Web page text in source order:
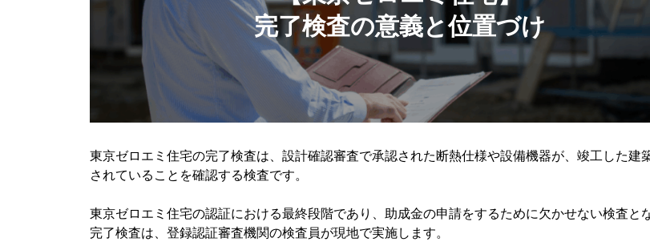
完了検査の意義と位置づけ
東京ゼロエミ住宅の完了検査は、設計確認審査で承認された断熱仕様や設備機器が、竣工した建
されていることを確認する検査です。
東京ゼロエミ住宅の認証における最終段階であり、助成金の申請をするために欠かせない検査と
完了検査は、登録認証審査機関の検査員が現地で実施します。